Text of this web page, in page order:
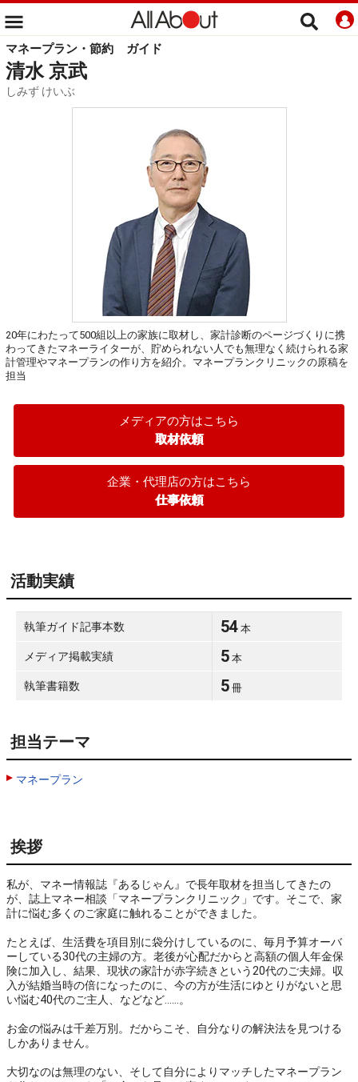
マネープラン・節約 ガイド
清水 京武
しみず けいぶ
20年にわたって500組以上の家族に取材し、家計診断のページづくりに携
わってきたマネーライターが、貯められない人でも無理なく続けられる家
計管理やマネープランの作り方を紹介。マネープランクリニックの原稿を
担当
メディアの方はこちら
取材依頼
企業・代理店の方はこちら
仕事依頼
活動実績
執筆ガイド記事本数 54 本
メディア掲載実績 5 本
執筆書籍数 5 冊
担当テーマ
マネープラン
挨拶
私が、マネー情報誌『あるじゃん』で長年取材を担当してきたの
が、誌上マネー相談「マネープランクリニック」です。そこで、家
計に悩む多くのご家庭に触れることができました。
たとえば、生活費を項目別に袋分けしているのに、毎月予算オーバ
ーしている30代の主婦の方。老後が心配だからと高額の個人年金保
険に加入し、結果、現状の家計が赤字続きという20代のご夫婦。収
入が結婚当時の倍になったのに、今の方が生活にゆとりがないと思
い悩む40代のご主人、などなど……。
お金の悩みは千差万別。だからこそ、自分なりの解決法を見つける
しかありません。
大切なのは無理のない、そして自分によりマッチしたマネープラン